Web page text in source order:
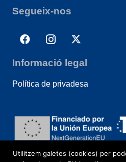
Segueix-nos
Informació legal
Política de privadesa
Utilitzem galetes (cookies) per